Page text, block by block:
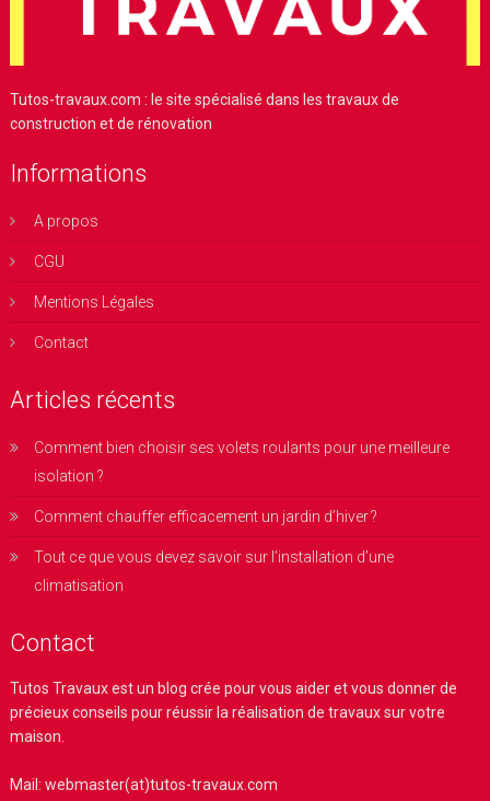
Tutos-travaux.com : le site spécialisé dans les travaux de
construction et de rénovation
Informations
A propos
CGU
Mentions Légales
Contact
Articles récents
Comment bien choisir ses volets roulants pour une meilleure
isolation ?
Comment chauffer efficacement un jardin d’hiver ?
Tout ce que vous devez savoir sur l’installation d’une
climatisation
Contact
Tutos Travauxest un blog crée pour vous aider et vous donner de
précieux conseils pour réussir la réalisation de travaux sur votre
maison.
Mail: webmaster(at)tutos-travaux.com